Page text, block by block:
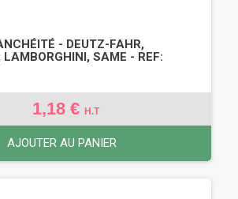
- DEUTZ-FAHR,
SAME - REF:
1,18 € H.T
AJOUTER AU PANIER